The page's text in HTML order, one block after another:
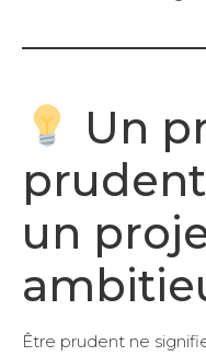
Un
prudent
un
Être prudent ne